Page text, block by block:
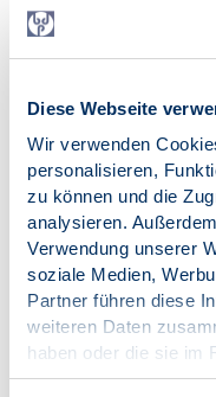
Diese Webseite
Wir verwenden
personalisieren,
zu können und die
analysieren.
Verwendung unserer
soziale Medien,
Partner führen diese
weiteren Daten
haben oder die sie im
gesammelt haben.
Wissenschaft usw.
Menschen sind
demokratischen
An einem Jahrestag
Errungenschaften
Demokratie,
Meinungsäußerung
selbstverständlich.
ehemaligen DDR sind
ist manchmal besser
Regionen. Die
haben sich für die